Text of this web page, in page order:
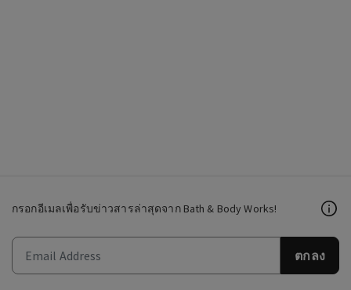
กรอกอีเมลเพื่อรับข่าวสารล่าสุดจาก Bath & Body Works!
ตกลง